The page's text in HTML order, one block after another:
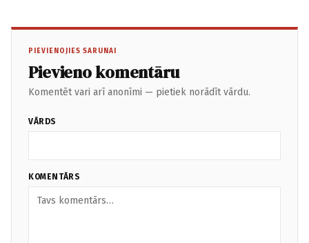
PIEVIENOJIES SARUNAI
Pievieno komentāru
Komentēt vari arī anonīmi — pietiek norādīt vārdu.
VĀRDS
KOMENTĀRS